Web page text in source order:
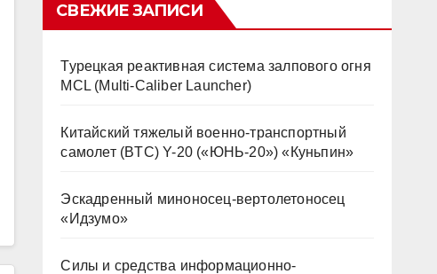
СВЕЖИЕ ЗАПИСИ
Турецкая реактивная система залпового огня
MCL (Multi-Caliber Launcher)
Китайский тяжелый военно-транспортный
самолет (BTC) Y-20 («ЮНЬ-20») «Куньпин»
Эскадренный миноносец-вертолетоносец
«Идзумо»
Силы и средства информационно-